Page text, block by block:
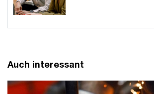
Auch interessant